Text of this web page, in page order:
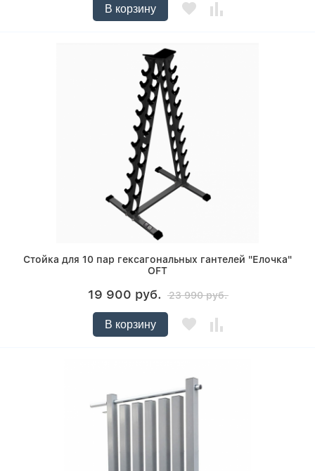
В корзину
Стойка для 10 пар гексагональных гантелей "Елочка"
OFT
19 900 руб. 23 990 руб.
В корзину